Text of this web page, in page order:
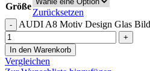
Größe
Zurücksetzen
AUDI A8 Motiv Design Glas
In den Warenkorb
Vergleichen